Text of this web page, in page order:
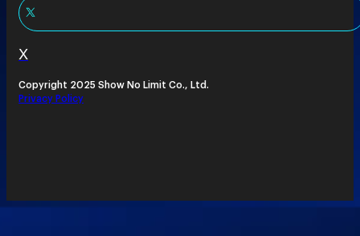
X
Copyright 2025 Show No Limit Co., Ltd.
Privacy Policy